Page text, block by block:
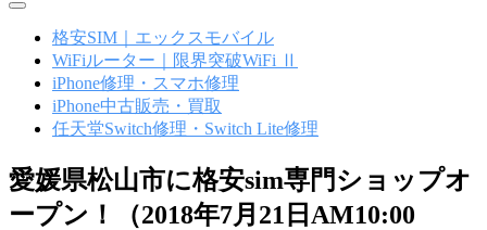
メ
格安SIM｜エックスモバイル
WiFiルーター｜限界突破WiFi Ⅱ
iPhone修理・スマホ修理
iPhone中古販売・買取
任天堂Switch修理・Switch Lite修理
愛媛県松山市に格安sim専門ショップオ
ープン！（2018年7月21日AM10:00